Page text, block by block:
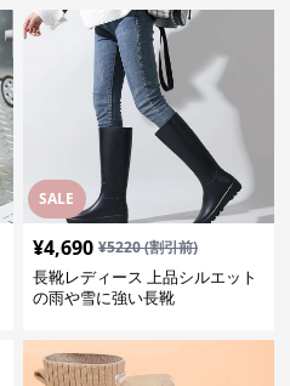
SALE
¥4,690 ¥5220(割引前)
長靴レディース 上品シルエット
の雨や雪に強い長靴